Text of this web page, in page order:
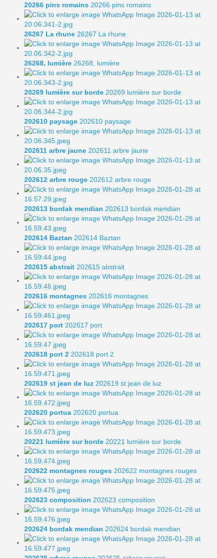
20266 pins romains 20266 pins romains
26267 La rhune 26267 La rhune
26268, lumière 26268, lumière
20269 lumière sur borde 20269 lumière sur borde
202610 paysage 202610 paysage
202611 arbre jaune 202611 arbre jaune
202612 arbre rouge 202612 arbre rouge
202613 bordak mendian 202613 bordak mendian
202614 Baztan 202614 Baztan
202615 abstrait 202615 abstrait
202616 montagnes 202616 montagnes
202617 port 202617 port
202618 port 2 202618 port 2
202619 st jean de luz 202619 st jean de luz
202620 portua 202620 portua
20221 lumière sur borde 20221 lumière sur borde
202622 montagnes rouges 202622 montagnes rouges
202623 composition 202623 composition
202624 bordak mendian 202624 bordak mendian